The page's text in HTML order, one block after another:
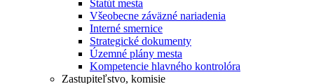
Štatút mesta
Všeobecne záväzné nariadenia
Interné smernice
Strategické dokumenty
Územné plány mesta
Kompetencie hlavného kontrolóra
Zastupiteľstvo, komisie